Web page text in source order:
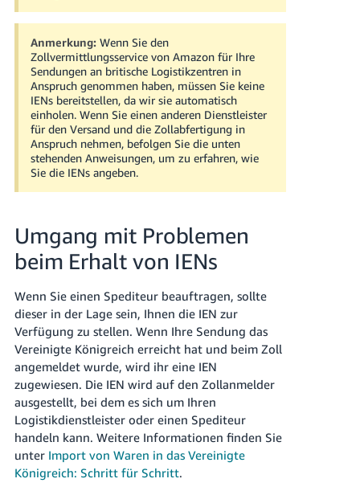
Anmerkung: Wenn Sie den
Zollvermittlungsservice von Amazon für Ihre
Sendungen an britische Logistikzentren in
Anspruch genommen haben, müssen Sie keine
IENs bereitstellen, da wir sie automatisch
einholen. Wenn Sie einen anderen Dienstleister
für den Versand und die Zollabfertigung in
Anspruch nehmen, befolgen Sie die unten
stehenden Anweisungen, um zu erfahren, wie
Sie die IENs angeben.
Umgang mit Problemen
beim Erhalt von IENs
Wenn Sie einen Spediteur beauftragen, sollte
dieser in der Lage sein, Ihnen die IEN zur
Verfügung zu stellen. Wenn Ihre Sendung das
Vereinigte Königreich erreicht hat und beim Zoll
angemeldet wurde, wird ihr eine IEN
zugewiesen. Die IEN wird auf den Zollanmelder
ausgestellt, bei dem es sich um Ihren
Logistikdienstleister oder einen Spediteur
handeln kann. Weitere Informationen finden Sie
unter Import von Waren in das Vereinigte
Königreich: Schritt für Schritt.